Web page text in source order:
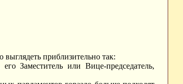
приблизительно так:
Заместитель или Вице-председатель,